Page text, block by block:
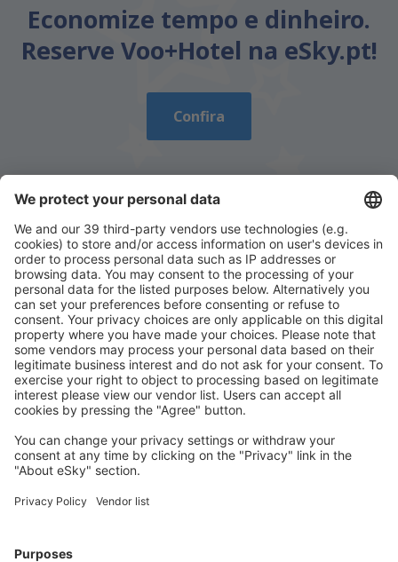
Economize tempo e dinheiro.
Reserve Voo+Hotel na eSky.pt!
Confira
Descarregue a nossa appe planeie
convenientemente as suas viagens
Planeie a sua viagem
Voos baratos